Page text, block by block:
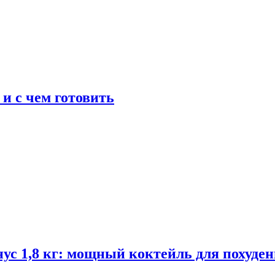
с чем готовить
1,8 кг: мощный коктейль для